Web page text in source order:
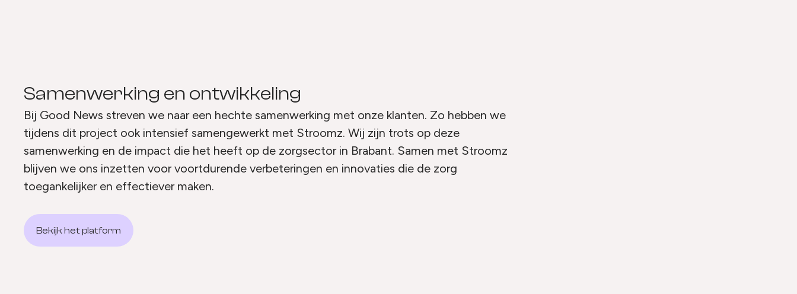
Samenwerking en ontwikkeling
Bij Good News streven we naar een hechte samenwerking met onze klanten. Zo hebben we
tijdens dit project ook intensief samengewerkt met Stroomz. Wij zijn trots op deze
samenwerking en de impact die het heeft op de zorgsector in Brabant. Samen met Stroomz
blijven we ons inzetten voor voortdurende verbeteringen en innovaties die de zorg
toegankelijker en effectiever maken.
Bekijk het platform